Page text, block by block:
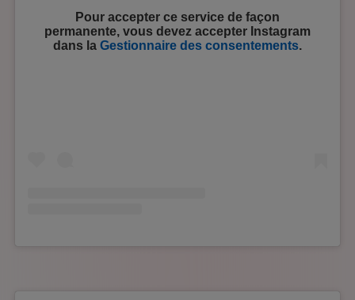
Pour accepter ce service de façon
permanente, vous devez accepter Instagram
dans la Gestionnaire des consentements.